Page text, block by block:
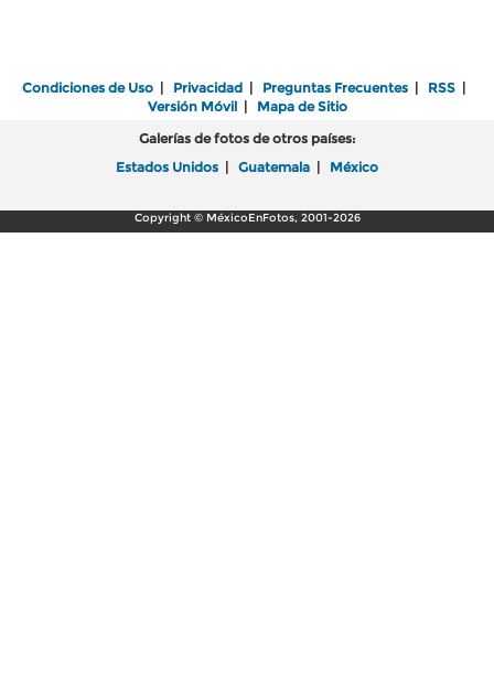
Condiciones de Uso | Privacidad | Preguntas Frecuentes | RSS |
Versión Móvil| Mapa de Sitio
Galerías de fotos de otros países:
Estados Unidos | Guatemala | México
Copyright © MéxicoEnFotos, 2001-2026